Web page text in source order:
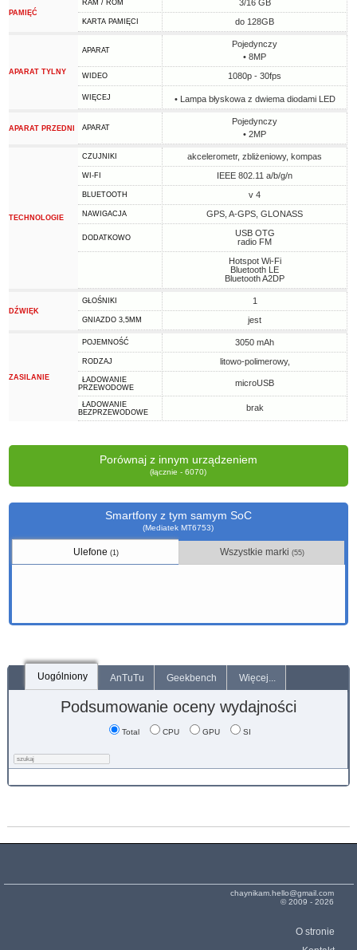
PAMIĘĆ
RAM / ROM 3/16 GB
KARTA PAMIĘCI do 128GB
APARAT TYLNY
APARAT
Pojedynczy
• 8MP
WIDEO 1080p - 30fps
WIĘCEJ • Lampa błyskowa z dwiema diodami LED
APARAT PRZEDNI APARAT
Pojedynczy
• 2MP
TECHNOLOGIE
CZUJNIKI akcelerometr, zbliżeniowy, kompas
WI-FI IEEE 802.11 a/b/g/n
BLUETOOTH v 4
NAWIGACJA GPS, A-GPS, GLONASS
DODATKOWO
USB OTG
radio FM
Hotspot Wi-Fi
Bluetooth LE
Bluetooth A2DP
DŹWIĘK
GŁOŚNIKI 1
GNIAZDO 3,5MM jest
ZASILANIE
POJEMNOŚĆ 3050 mAh
RODZAJ litowo-polimerowy,
ŁADOWANIE
PRZEWODOWE
microUSB
ŁADOWANIE
BEZPRZEWODOWE
brak
Porównaj z innym urządzeniem
(łącznie - 6070)
Smartfony z tym samym SoC
(Mediatek MT6753)
Ulefone (1) Wszystkie marki (55)
Uogólniony AnTuTu Geekbench Więcej...
Podsumowanie oceny wydajności
Total CPU GPU SI
chaynikam.hello@gmail.com
© 2009 - 2026
O stronie